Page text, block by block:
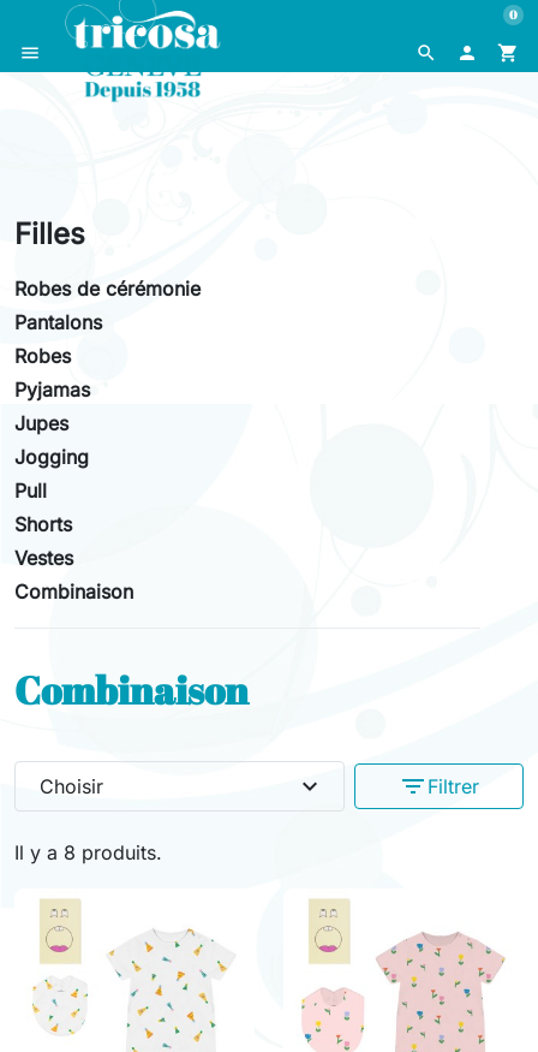
search
menu  shopping_cart
0
Filles
Robes de cérémonie
Pantalons
Robes
Pyjamas
Jupes
Jogging
Pull
Shorts
Vestes
Combinaison
Combinaison
Il y a 8 produits.
Choisir expand_more filter_list Filtrer